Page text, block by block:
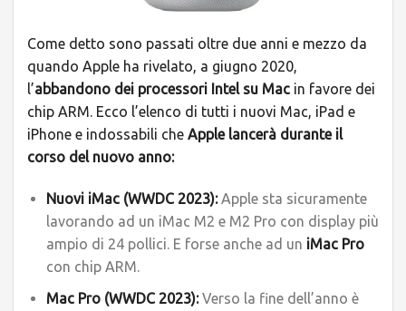
Come detto sono passati oltre due anni e mezzo da
quando Apple ha rivelato, a giugno 2020,
l’abbandono dei processori Intel su Mac in favore dei
chip ARM. Ecco l’elenco di tutti i nuovi Mac, iPad e
iPhone e indossabili che Apple lancerà durante il
corso del nuovo anno:
Nuovi iMac (WWDC 2023):Apple sta sicuramente
lavorando ad un iMac M2 e M2 Pro con display più
ampio di 24 pollici. E forse anche ad un iMac Pro
con chip ARM.
Mac Pro (WWDC 2023):Verso la fine dell’anno è